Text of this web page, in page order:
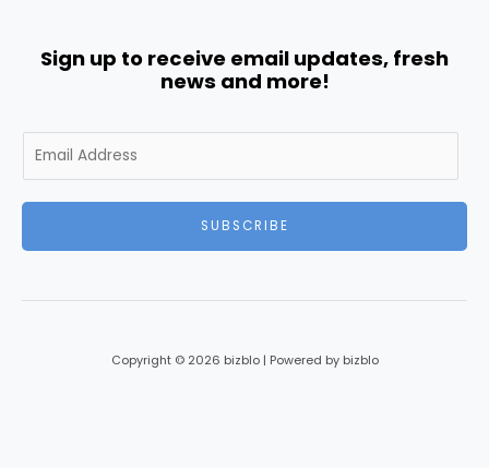
Sign up to receive email updates, fresh
news and more!
m
SUBSCRIBE
Copyright © 2026 bizblo | Powered by bizblo